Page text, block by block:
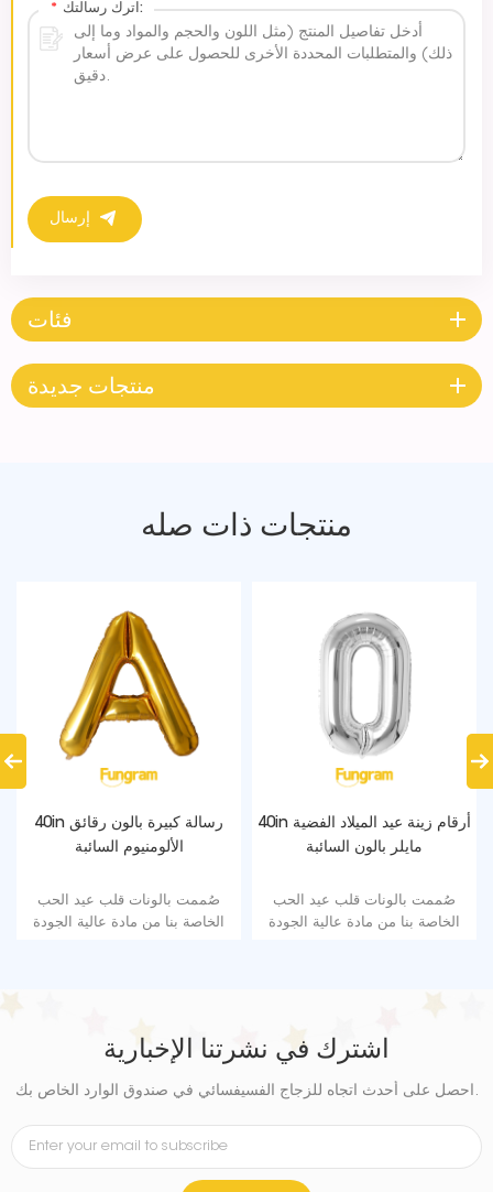
* اترك رسالتك:
إرسال
فئات
منتجات جديدة
منتجات ذات صله
40in رسالة كبيرة بالون رقائق
الألومنيوم السائبة
صُممت بالونات قلب عيد الحب
الخاصة بنا من مادة عالية الجودة
40in أرقام زينة عيد الميلاد الفضية
مايلر بالون السائبة
صُممت بالونات قلب عيد الحب
الخاصة بنا من مادة عالية الجودة
المناسب للحفلات التي تحمل طابع
اشترك في نشرتنا الإخبارية
احصل على أحدث اتجاه للزجاج الفسيفسائي في صندوق الوارد الخاص بك.